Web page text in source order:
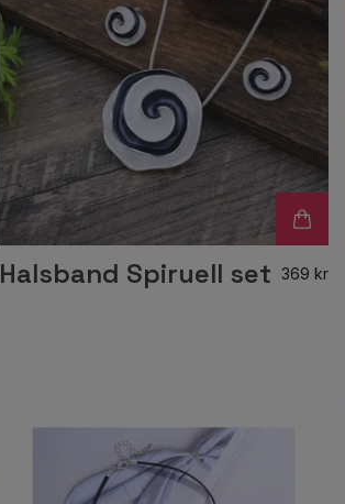
Halsband Spiruell set 369 kr